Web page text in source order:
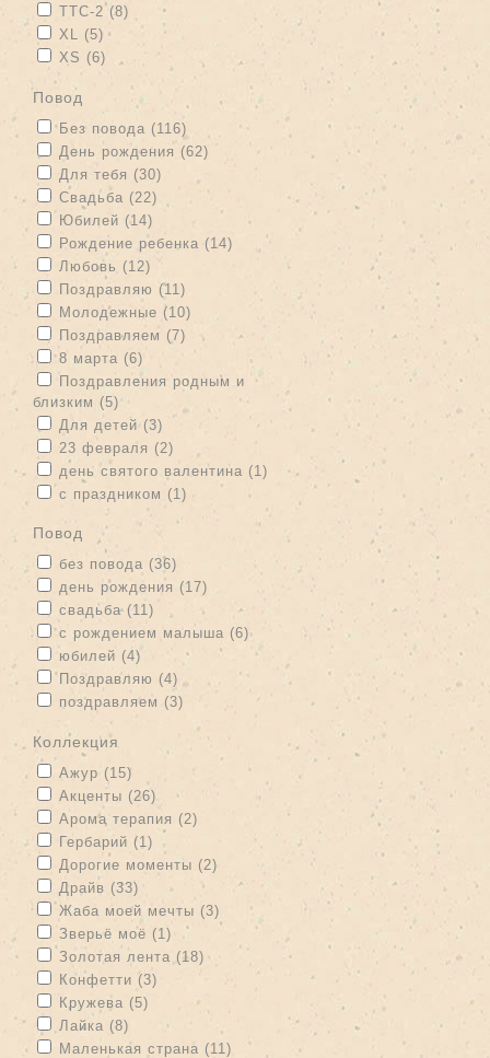
Apply TTC-2 filter
TTC-2 (8) Apply TTC-2 filter
Apply XL filter
XL (5) Apply XL filter
Apply XS filter
XS (6)
повод
Apply Без повода filter
Без повода (116) Apply Без повода filter
Apply День рождения filter
День рождения (62) Apply День рождения filter
Apply Для тебя filter
Для тебя (30)
Apply Свадьба filter
Свадьба (22) Apply Свадьба filter
Apply Юбилей filter
Юбилей (14) Apply Юбилей filter
Apply Рождение ребенка filter
Рождение ребенка (14) Apply Рождение ребенка filter
Apply Любовь filter
Любовь (12) Apply Любовь filter
Apply Поздравляю filter
Поздравляю (11) Apply Поздравляю filter
Apply Молодежные filter
Молодежные (10)
Apply Поздравляем filter
Поздравляем (7) Apply Поздравляем filter
Apply 8 марта filter
8 марта (6)
Apply Поздравления родным и близким filter
Поздравления родным и
близким (5) Apply Поздравления родным и близким filter
Apply Для детей filter
Для детей (3) Apply Для детей filter
Apply 23 февраля filter
23 февраля (2)
Apply день святого валентина filter
день святого валентина (1) Apply день святого
валентина filter
Apply с праздником filter
с праздником (1) Apply с праздником filter
Повод
Apply без повода filter
без повода (36) Apply без повода filter
Apply день рождения filter
день рождения (17) Apply день рождения filter
Apply свадьба filter
свадьба (11) Apply свадьба filter
Apply с рождением малыша filter
с рождением малыша (6)Apply с рождением малыша
filter
Apply юбилей filter
юбилей (4) Apply юбилей filter
Apply Поздравляю filter
Поздравляю (4) Apply Поздравляю filter
Apply поздравляем filter
поздравляем (3) Apply поздравляем filter
Коллекция
Apply Ажур filter
Ажур (15) Apply Ажур filter
Apply Акценты filter
Акценты (26) Apply Акценты filter
Apply Арома терапия filter
Арома терапия (2) Apply Арома терапия filter
Apply Гербарий filter
Гербарий (1)
Apply Дорогие моменты filter
Дорогие моменты (2) Apply Дорогие моменты filter
Apply Драйв filter
Драйв (33) Apply Драйв filter
Apply Жаба моей мечты filter
Жаба моей мечты (3) Apply Жаба моей мечты filter
Apply Зверьё моё filter
Зверьё моё (1) Apply Зверьё моё filter
Apply Золотая лента filter
Золотая лента (18) Apply Золотая лента filter
Apply Конфетти filter
Конфетти (3) Apply Конфетти filter
Apply Кружева filter
Кружева (5) Apply Кружева filter
Apply Лайка filter
Лайка (8) Apply Лайка filter
Apply Маленькая страна filter
Маленькая страна (11) Apply Маленькая страна filter